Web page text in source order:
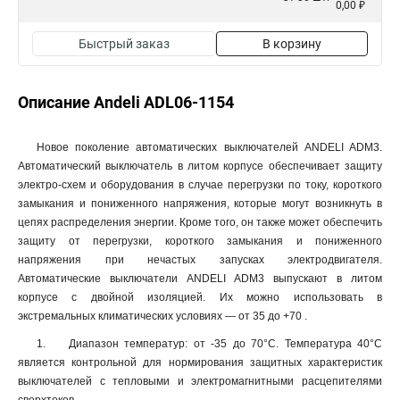
0,00 ₽
Быстрый заказ В корзину
Описание Andeli ADL06-1154
Новое поколение автоматических выключателей ANDELI ADM3.
Автоматический выключатель в литом корпусе обеспечивает защиту
электро-схем и оборудования в случае перегрузки по току, короткого
замыкания и пониженного напряжения, которые могут возникнуть в
цепях распределения энергии. Кроме того, он также может обеспечить
защиту от перегрузки, короткого замыкания и пониженного
напряжения при нечастых запусках электродвигателя.
Автоматические выключатели ANDELI ADM3 выпускают в литом
корпусе с двойной изоляцией. Их можно использовать в
экстремальных климатических условиях — от 35 до +70 .
1. Диапазон температур: от -35 до 70°С. Температура 40°С
является контрольной для нормирования защитных характеристик
выключателей с тепловыми и электромагнитными расцепителями